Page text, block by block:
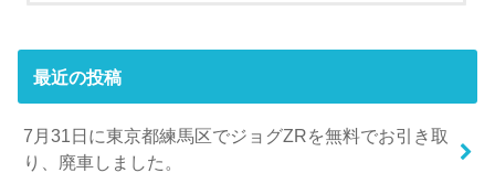
最近の投稿
7月31日に東京都練馬区でジョグZRを無料でお引き取
り、廃車しました。